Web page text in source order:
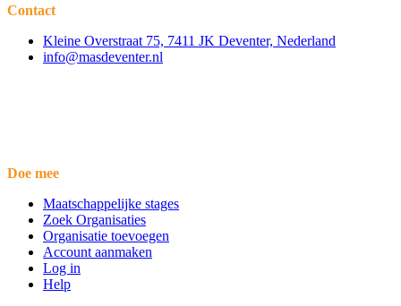
Contact
Kleine Overstraat 75, 7411 JK Deventer, Nederland
info@masdeventer.nl
Doe mee
Maatschappelijke stages
Zoek Organisaties
Organisatie toevoegen
Account aanmaken
Log in
Help